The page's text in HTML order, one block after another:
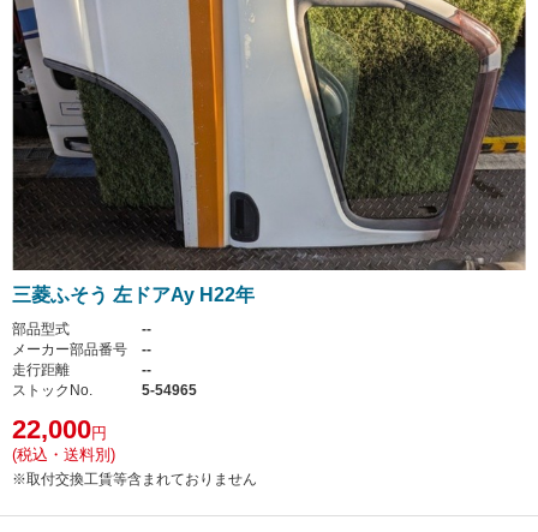
三菱ふそう 左ドアAy H22年
部品型式
--
メーカー部品番号
--
走行距離
--
ストックNo.
5-54965
22,000円
(税込・送料別)
※取付交換工賃等含まれておりません